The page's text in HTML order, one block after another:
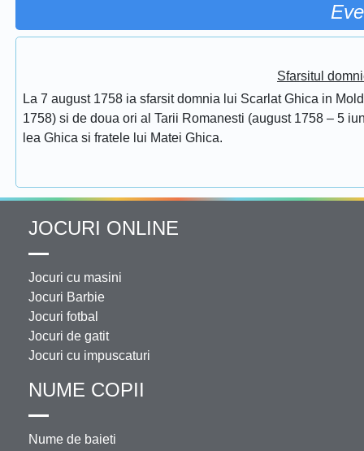
Sfarsitul
La 7 august 1758 ia sfarsit domnia lui Scarlat Ghica in
1758) si de doua ori al Tarii Romanesti (august 1758 – 5
lea Ghica si fratele lui Matei Ghica.
JOCURI ONLINE
Jocuri cu masini
Jocuri Barbie
Jocuri fotbal
Jocuri de gatit
Jocuri cu impuscaturi
NUME COPII
Nume de baieti